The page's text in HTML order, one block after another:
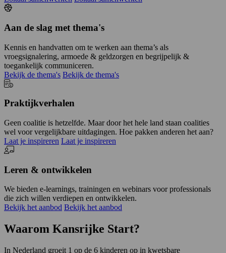
Aan de slag met thema's
Kennis en handvatten om te werken aan thema’s als
vroegsignalering, armoede & geldzorgen en begrijpelijk &
toegankelijk communiceren.
Bekijk de thema's Bekijk de thema's
Praktijkverhalen
Geen coalitie is hetzelfde. Maar door het hele land staan coalities
wel voor vergelijkbare uitdagingen. Hoe pakken anderen het aan?
Laat je inspireren Laat je inspireren
Leren & ontwikkelen
We bieden e-learnings, trainingen en webinars voor professionals
die zich willen verdiepen en ontwikkelen.
Bekijk het aanbod Bekijk het aanbod
Waarom Kansrijke Start?
In Nederland groeit 1 op de 6 kinderen op in kwetsbare